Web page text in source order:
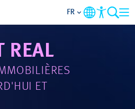
DOMAINES
SERVICES
FR
REAL
ET